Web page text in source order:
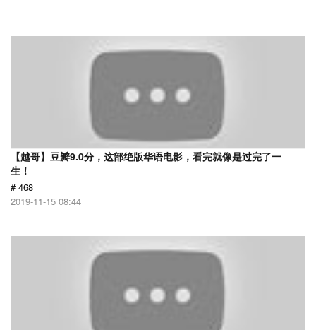
【越哥】豆瓣9.0分，这部绝版华语电影，看完就像是过完了一
生！
# 468
2019-11-15 08:44